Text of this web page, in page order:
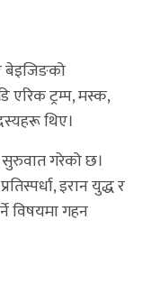
बेइजिङको
एरिक ट्रम्प, मस्क,
थिए।
गरेको छ।
इरान युद्ध र
विषयमा गहन